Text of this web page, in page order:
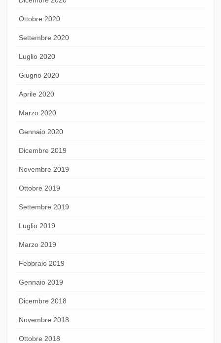
Ottobre 2020
Settembre 2020
Luglio 2020
Giugno 2020
Aprile 2020
Marzo 2020
Gennaio 2020
Dicembre 2019
Novembre 2019
Ottobre 2019
Settembre 2019
Luglio 2019
Marzo 2019
Febbraio 2019
Gennaio 2019
Dicembre 2018
Novembre 2018
Ottobre 2018